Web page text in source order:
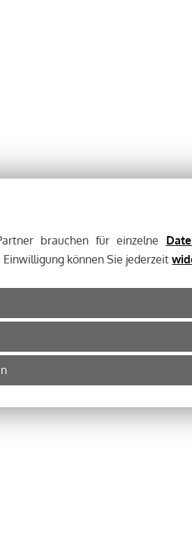
brauchen für einzelne
können Sie jederzeit